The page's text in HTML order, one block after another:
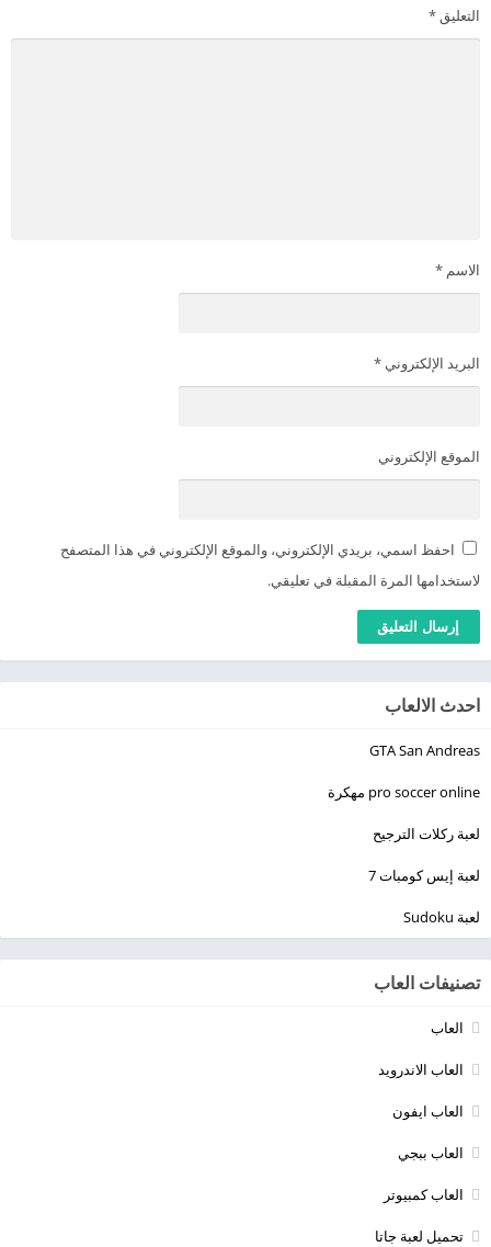
التعليق *
الاسم *
البريد الإلكتروني *
الموقع الإلكتروني
احفظ اسمي، بريدي الإلكتروني، والموقع الإلكتروني في هذا المتصفح
لاستخدامها المرة المقبلة في تعليقي.
احدث الالعاب
GTA San Andreas
pro soccer online مهكرة
لعبة ركلات الترجيح
لعبة إيس كومبات 7
لعبة Sudoku
تصنيفات العاب
العاب
العاب الاندرويد
العاب ايفون
العاب ببجي
العاب كمبيوتر
تحميل لعبة جاتا